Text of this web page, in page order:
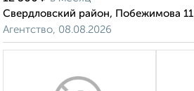
Свердловский район, Побежимова 11
Агентство, 08.08.2026